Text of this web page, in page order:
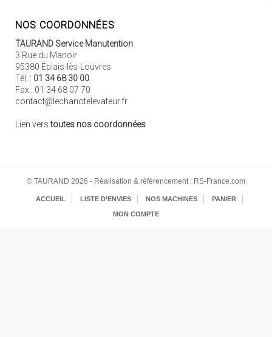
NOS COORDONNÉES
TAURAND Service Manutention
3 Rue du Manoir
95380 Épiais-lès-Louvres
Tél. : 01 34 68 30 00
Fax : 01 34 68 07 70
contact@lechariotelevateur.fr
Lien verstoutes nos coordonnées
© TAURAND 2026 - Réalisation & référencement : RS-France.com
ACCUEIL LISTE D’ENVIES NOS MACHINES PANIER
MON COMPTE